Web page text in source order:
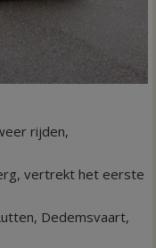
rijden,
vertrekt het eerste
Dedemsvaart,